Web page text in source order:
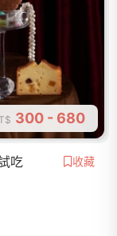
300 - 680
吃 收藏